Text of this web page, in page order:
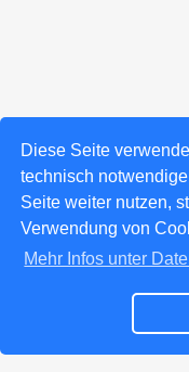
Diese Seite
technisch
Seite weiter nutzen,
Verwendung von
Mehr Infos unter